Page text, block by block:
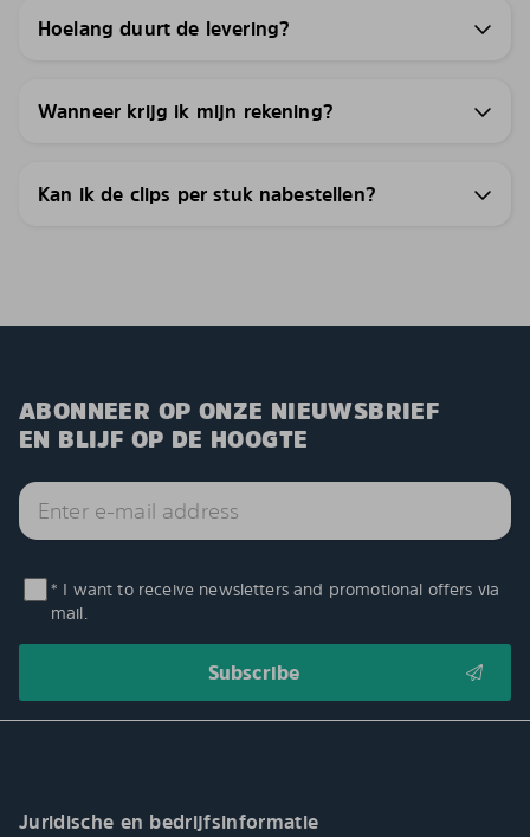
Hoelang duurt de levering?
Wanneer krijg ik mijn rekening?
Kan ik de clips per stuk nabestellen?
ABONNEER OP ONZE NIEUWSBRIEF
EN BLIJF OP DE HOOGTE
* I want to receive newsletters and promotional offers via
mail.
Juridische en bedrijfsinformatie